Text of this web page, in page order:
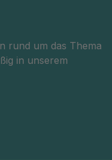
rund um das Thema
in unserem